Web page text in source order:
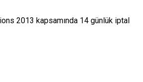
2013 kapsamında 14 günlük iptal